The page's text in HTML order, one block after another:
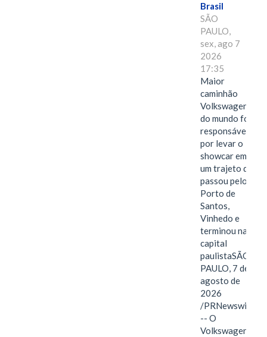
Brasil
SÃO
PAULO,
sex, ago 7
2026
17:35
Maior
caminhão
Volkswagen
do mundo foi
responsável
por levar o
showcar em
um trajeto que
passou pelo
Porto de
Santos,
Vinhedo e
terminou na
capital
paulistaSÃO
PAULO, 7 de
agosto de
2026
/PRNewswire/
-- O
Volkswagen